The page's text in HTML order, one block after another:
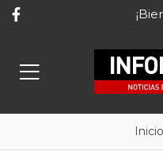
Inicio